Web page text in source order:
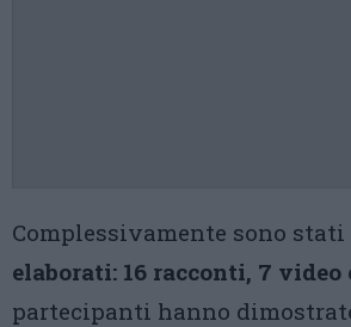
Complessivamente sono
elaborati: 16 racconti, 7 video
partecipanti hanno